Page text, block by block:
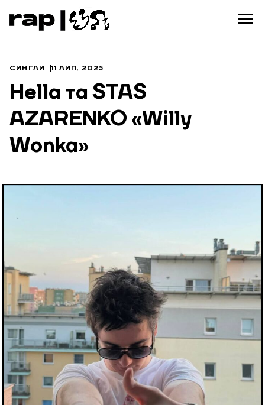
СИНГЛИ 11 ЛИП, 2025
Hella та STAS
AZARENKO «Willy
Wonka»